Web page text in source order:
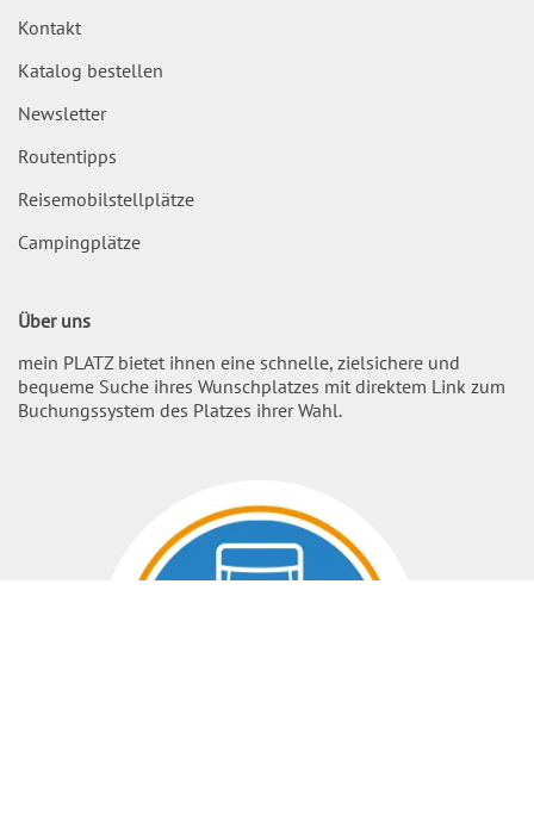
Kontakt
Katalog bestellen
Newsletter
Routentipps
Reisemobilstellplätze
Campingplätze
Über uns
mein PLATZ bietet ihnen eine schnelle, zielsichere und
bequeme Suche ihres Wunschplatzes mit direktem Link zum
Buchungssystem des Platzes ihrer Wahl.